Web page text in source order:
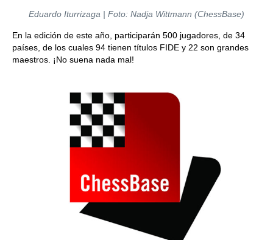
Eduardo Iturrizaga | Foto: Nadja Wittmann (ChessBase)
En la edición de este año, participarán 500 jugadores, de 34
países, de los cuales 94 tienen títulos FIDE y 22 son grandes
maestros. ¡No suena nada mal!